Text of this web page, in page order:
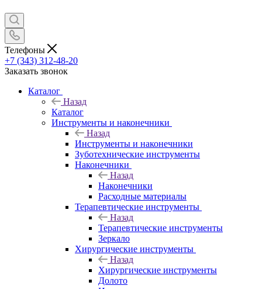
Телефоны
+7 (343) 312-48-20
Заказать звонок
Каталог
Назад
Каталог
Инструменты и наконечники
Назад
Инструменты и наконечники
Зуботехнические инструменты
Наконечники
Назад
Наконечники
Расходные материалы
Терапевтические инструменты
Назад
Терапевтические инструменты
Зеркало
Хирургические инструменты
Назад
Хирургические инструменты
Долото